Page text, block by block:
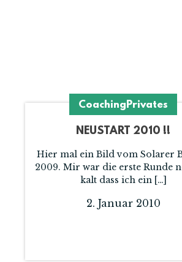
CoachingPrivates
NEUSTART 2010 !!
Hier mal ein Bild vom Solarer
2009. Mir war die erste Runde
kalt dass ich ein […]
2. Januar 2010